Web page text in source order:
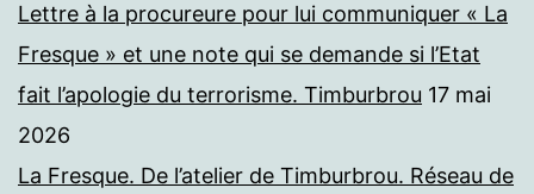
Lettre à la procureure pour lui communiquer « La
Fresque » et une note qui se demande si l’Etat
fait l’apologie du terrorisme. Timburbrou 17 mai
2026
La Fresque. De l’atelier de Timburbrou. Réseau de